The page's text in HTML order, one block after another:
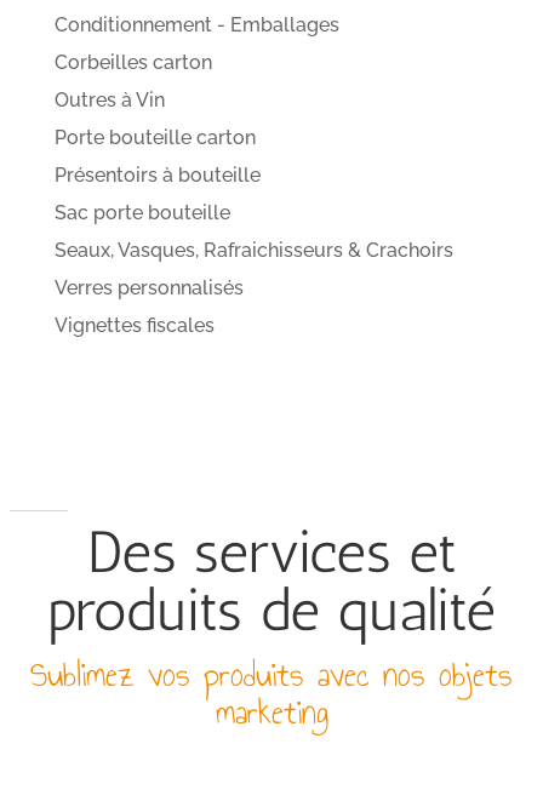
Conditionnement - Emballages
Corbeilles carton
Outres à Vin
Porte bouteille carton
Présentoirs à bouteille
Sac porte bouteille
Seaux, Vasques, Rafraichisseurs & Crachoirs
Verres personnalisés
Vignettes fiscales
Des services et
produits de qualité
Sublimez vos produits avec nos objets
marketing